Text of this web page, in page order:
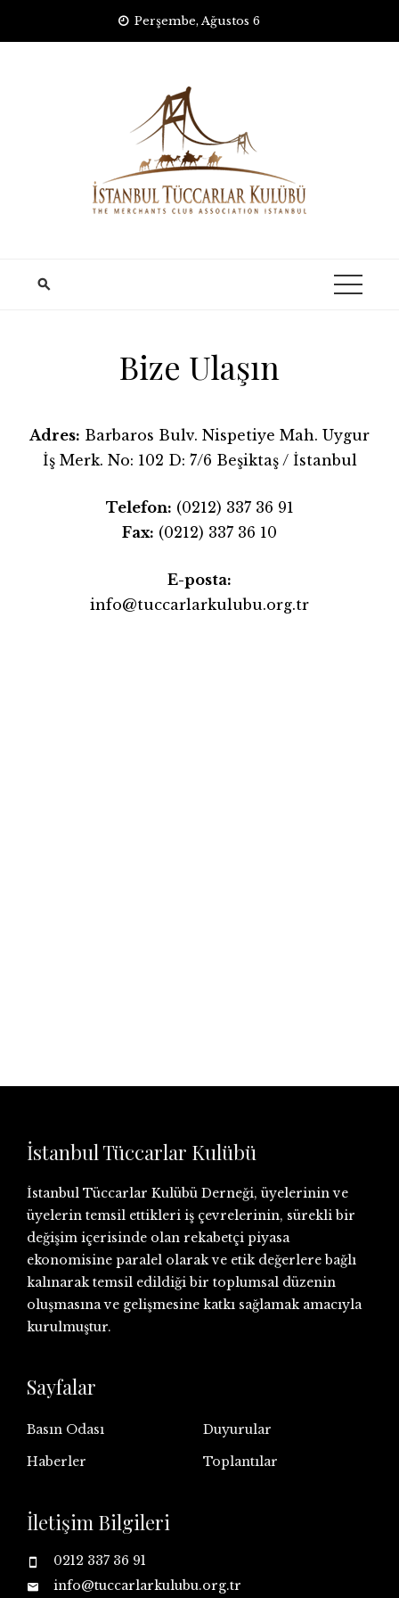
Perşembe, Ağustos 6
Bize Ulaşın
Adres: Barbaros Bulv. Nispetiye Mah. Uygur
İş Merk. No: 102 D: 7/6 Beşiktaş / İstanbul
Telefon: (0212) 337 36 91
Fax: (0212) 337 36 10
E-posta:
info@tuccarlarkulubu.org.tr
İstanbul Tüccarlar Kulübü
İstanbul Tüccarlar Kulübü Derneği, üyelerinin ve
üyelerin temsil ettikleri iş çevrelerinin, sürekli bir
değişim içerisinde olan rekabetçi piyasa
ekonomisine paralel olarak ve etik değerlere bağlı
kalınarak temsil edildiği bir toplumsal düzenin
oluşmasına ve gelişmesine katkı sağlamak amacıyla
kurulmuştur.
Sayfalar
Basın Odası
Duyurular
Haberler
Toplantılar
İletişim Bilgileri
0212 337 36 91
info@tuccarlarkulubu.org.tr